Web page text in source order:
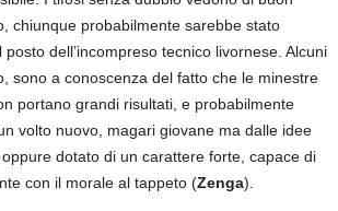
chiunque probabilmente sarebbe stato
dell’incompreso tecnico livornese. Alcuni
sono a conoscenza del fatto che le minestre
portano grandi risultati, e probabilmente
volto nuovo, magari giovane ma dalle idee
dotato di un carattere forte, capace di
con il morale al tappeto (Zenga).